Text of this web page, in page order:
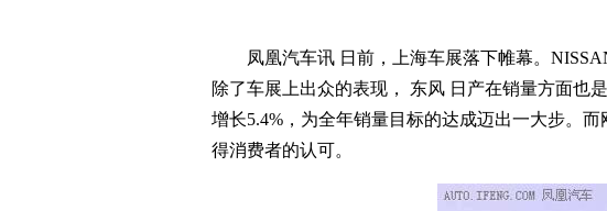
凤凰汽车讯 日前，上海车展落下帷幕。
除了车展上出众的表现， 东风 日产在销量方面也
增长5.4%，为全年销量目标的达成迈出一大步。
得消费者的认可。